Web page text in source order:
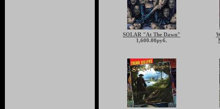
SOLAR "At The Dawn"
1,600.00руб.